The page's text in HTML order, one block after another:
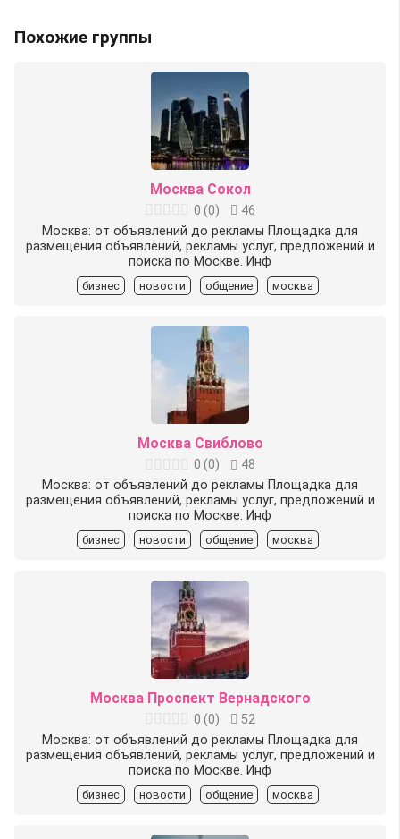
Похожие группы
Москва Сокол
0 (0)
46
Москва: от объявлений до рекламы Площадка для
размещения объявлений, рекламы услуг, предложений и
поиска по Москве. Инф
бизнес новости общение москва
Москва Свиблово
0 (0)
48
Москва: от объявлений до рекламы Площадка для
размещения объявлений, рекламы услуг, предложений и
поиска по Москве. Инф
бизнес новости общение москва
Москва Проспект Вернадского
0 (0)
52
Москва: от объявлений до рекламы Площадка для
размещения объявлений, рекламы услуг, предложений и
поиска по Москве. Инф
бизнес новости общение москва